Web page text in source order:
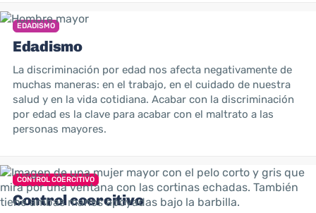
EDADISMO
Edadismo
La discriminación por edad nos afecta negativamente de
muchas maneras: en el trabajo, en el cuidado de nuestra
salud y en la vida cotidiana. Acabar con la discriminación
por edad es la clave para acabar con el maltrato a las
personas mayores.
CONTROL COERCITIVO
Control coercitivo